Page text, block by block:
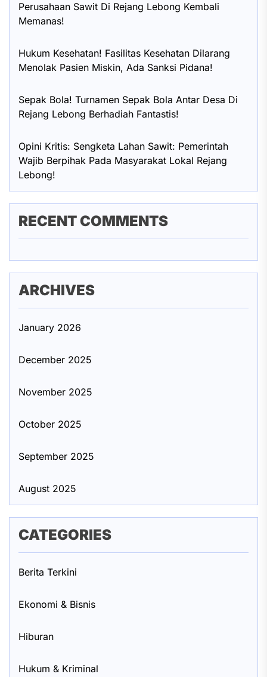
Perusahaan Sawit Di Rejang Lebong Kembali
Memanas!
Hukum Kesehatan! Fasilitas Kesehatan Dilarang
Menolak Pasien Miskin, Ada Sanksi Pidana!
Sepak Bola! Turnamen Sepak Bola Antar Desa Di
Rejang Lebong Berhadiah Fantastis!
Opini Kritis: Sengketa Lahan Sawit: Pemerintah
Wajib Berpihak Pada Masyarakat Lokal Rejang
Lebong!
RECENT COMMENTS
ARCHIVES
January 2026
December 2025
November 2025
October 2025
September 2025
August 2025
CATEGORIES
Berita Terkini
Ekonomi & Bisnis
Hiburan
Hukum & Kriminal